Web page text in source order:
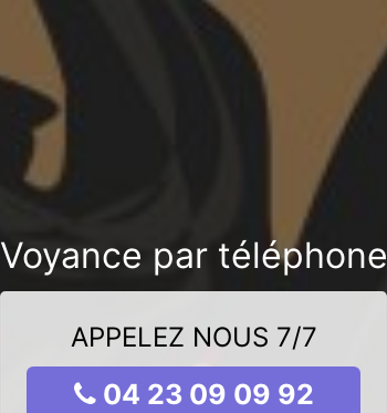
Voyance par téléphone
APPELEZ NOUS 7/7
04 23 09 09 92